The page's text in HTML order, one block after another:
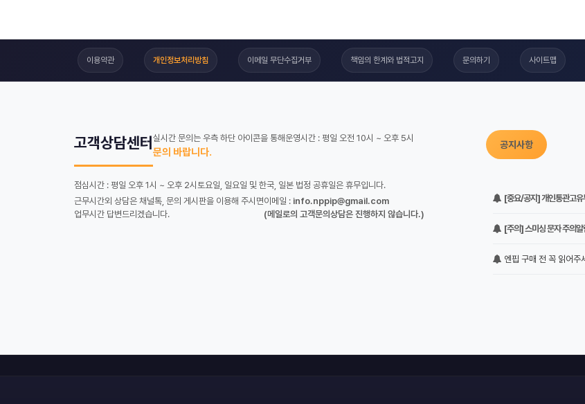
이용약관 개인정보처리방침 이메일 무단수집거부 책임의 한계와 법적고지 문의하기 사이트맵
고객상담센터실시간 문의는 우측 하단 아이콘을 통해
문의 바랍니다.
운영시간 : 평일 오전 10시 ~ 오후 5시
점심시간 : 평일 오후 1시 ~ 오후 2시 토요일, 일요일 및 한국, 일본 법정 공휴일은 휴무입니다.
근무시간외 상담은 채널톡, 문의 게시판을 이용해 주시면
업무시간 답변드리겠습니다.
이메일 : info.nppip@gmail.com
(메일로의 고객문의상담은 진행하지 않습니다.)
공지사항
[중요/공지] 개인통관고
[주의] 스미싱 문자 주의
엔핍 구매 전 꼭 읽어주